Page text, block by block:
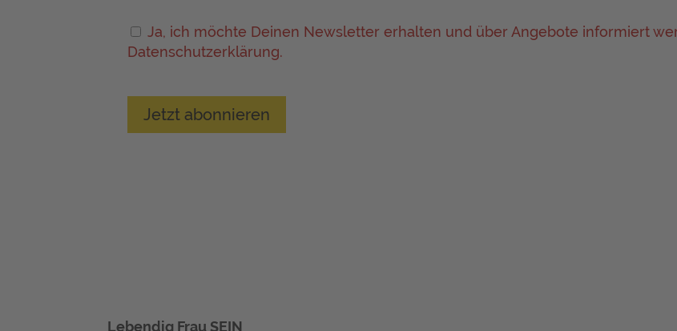
Ja, ich möchte Deinen Newsletter erhalten und über Angebote informiert
Datenschutzerklärung.
Jetzt abonnieren
Lebendig Frau SEIN